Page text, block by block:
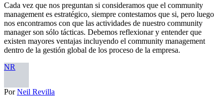
Cada vez que nos preguntan si consideramos que el community
management es estratégico, siempre contestamos que si, pero luego
nos encontramos con que las actividades de nuestro community
manager son sólo tácticas. Debemos reflexionar y entender que
existen mayores ventajas incluyendo el community management
dentro de la gestión global de los proceso de la empresa.
NR
PorNeil Revilla